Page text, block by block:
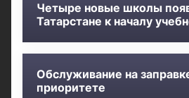
Четыре новые школы
Татарстане к началу
Обслуживание на
приоритете